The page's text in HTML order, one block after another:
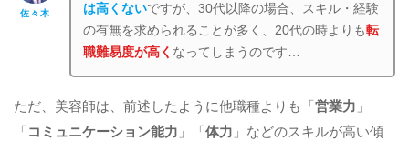
佐々木
は高くないですが、30代以降の場合、スキル・経験
の有無を求められることが多く、20代の時よりも転
職難易度が高く なってしまうのです…
ただ、美容師は、前述したように他職種よりも「 営業力 」
「 コミュニケーション能力 」「 体力 」などのスキルが高い傾